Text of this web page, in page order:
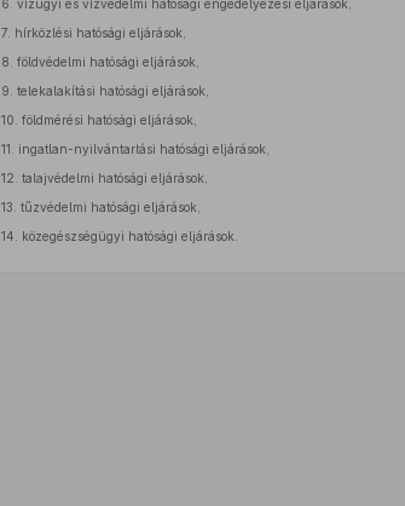
6. vízügyi és vízvédelmi hatósági engedélyezési eljárások,
7. hírközlési hatósági eljárások,
8. földvédelmi hatósági eljárások,
9. telekalakítási hatósági eljárások,
10. földmérési hatósági eljárások,
11.
ingatlan-nyilvántartási hatósági eljárások,
12. talajvédelmi hatósági eljárások,
13. tűzvédelmi hatósági eljárások,
14.
közegészségügyi hatósági eljárások.